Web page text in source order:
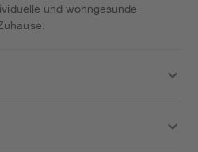
und wohngesunde